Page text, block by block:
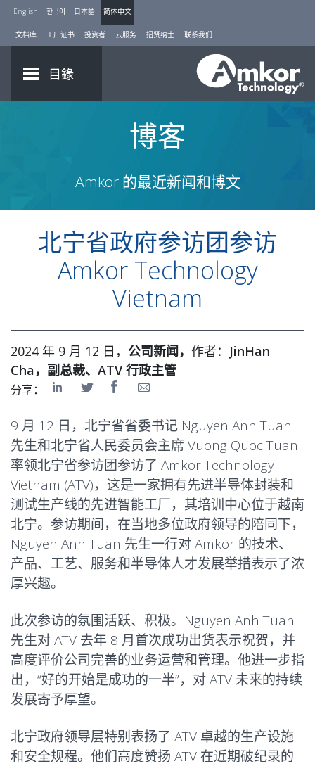
English 한국어 日本語 简体中文
文档库 工厂证书 投资者 云服务 招贤纳士 联系我们
目錄
博客
Amkor 的最近新闻和博文
北宁省政府参访团参访
Amkor Technology
Vietnam
2024 年 9 月 12 日， 公司新闻， 作者： JinHan
Cha，副总裁、ATV 行政主管
分享：
9 月 12 日，北宁省省委书记 Nguyen Anh Tuan
先生和北宁省人民委员会主席 Vuong Quoc Tuan
率领北宁省参访团参访了 Amkor Technology
Vietnam (ATV)，这是一家拥有先进半导体封装和
测试生产线的先进智能工厂，其培训中心位于越南
北宁。参访期间，在当地多位政府领导的陪同下，
Nguyen Anh Tuan 先生一行对 Amkor 的技术、
产品、工艺、服务和半导体人才发展举措表示了浓
厚兴趣。
此次参访的氛围活跃、积极。Nguyen Anh Tuan
先生对 ATV 去年 8 月首次成功出货表示祝贺，并
高度评价公司完善的业务运营和管理。他进一步指
出，“好的开始是成功的一半”，对 ATV 未来的持续
发展寄予厚望。
北宁政府领导层特别表扬了 ATV 卓越的生产设施
和安全规程。他们高度赞扬 ATV 在近期破纪录的